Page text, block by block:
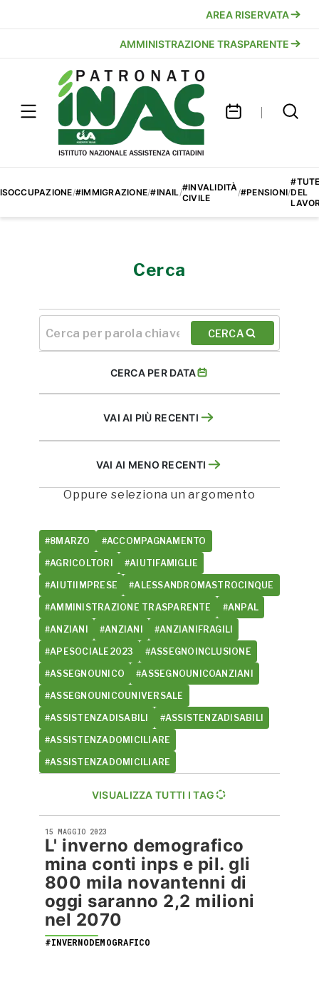
AREA RISERVATA
AMMINISTRAZIONE TRASPARENTE
/#IMMIGRAZIONE/#INAIL/#INVALIDITÀ
CIVILE
/#PENSIONI/DEL
Cerca
CERCA
CERCA PER DATA
VAI AI PIÙ RECENTI
VAI AI MENO RECENTI
Oppure seleziona un argomento
#8MARZO #ACCOMPAGNAMENTO
#AGRICOLTORI #AIUTIFAMIGLIE
#AIUTIIMPRESE #ALESSANDROMASTROCINQUE
#AMMINISTRAZIONE TRASPARENTE #ANPAL
#ANZIANI #ANZIANI #ANZIANIFRAGILI
#APESOCIALE2023 #ASSEGNOINCLUSIONE
#ASSEGNOUNICO #ASSEGNOUNICOANZIANI
#ASSEGNOUNICOUNIVERSALE
#ASSISTENZADISABILI #ASSISTENZADISABILI
#ASSISTENZADOMICILIARE
#ASSISTENZADOMICILIARE
VISUALIZZA TUTTI I TAG
15 MAGGIO 2023
L' inverno demografico
mina conti inps e pil. gli
800 mila novantenni di
oggi saranno 2,2 milioni
nel 2070
#INVERNODEMOGRAFICO